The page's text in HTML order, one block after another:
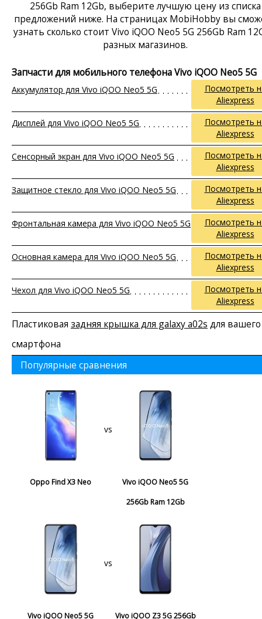
256Gb Ram 12Gb, выберите лучшую цену из списка
предложений ниже. На страницах MobiHobby вы
узнать сколько стоит Vivo iQOO Neo5 5G 256Gb Ram
разных магазинов.
Запчасти для мобильного телефона Vivo iQOO Neo5 5G
Аккумулятор для Vivo iQOO Neo5 5G
Посмотреть
Aliexpress
Дисплей для Vivo iQOO Neo5 5G
Посмотреть
Aliexpress
Сенсорный экран для Vivo iQOO Neo5 5G
Посмотреть
Aliexpress
Защитное стекло для Vivo iQOO Neo5 5G
Посмотреть
Aliexpress
Фронтальная камера для Vivo iQOO Neo5 5G
Посмотреть
Aliexpress
Основная камера для Vivo iQOO Neo5 5G
Посмотреть
Aliexpress
Чехол для Vivo iQOO Neo5 5G
Посмотреть
Aliexpress
Пластиковая задняя крышка для galaxy a02s для вашего
смартфона
Популярные сравнения
Oppo Find X3 Neo
vs
Vivo iQOO Neo5 5G
256Gb Ram 12Gb
Vivo iQOO Neo5 5G
vs
Vivo iQOO Z3 5G 256Gb